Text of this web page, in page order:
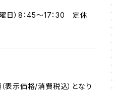
日）8：45～17：30 定休
表示価格/消費税込）となり